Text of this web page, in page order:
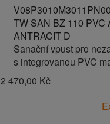
TW SAN BZ 110 PVC
ANTRACIT D
Sanační vpust pro
s integrovanou PVC
2 470,00 Kč